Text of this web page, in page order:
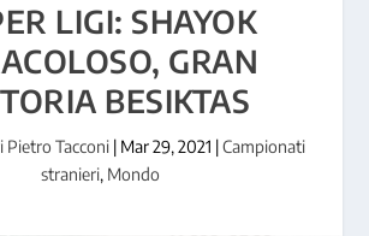
LIGI: SHAYOK
GRAN
BESIKTAS
Pietro Tacconi| Mar 29, 2021 |Campionati
stranieri, Mondo